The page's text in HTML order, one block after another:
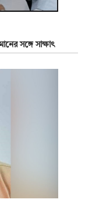
সঙ্গে সাক্ষাৎ